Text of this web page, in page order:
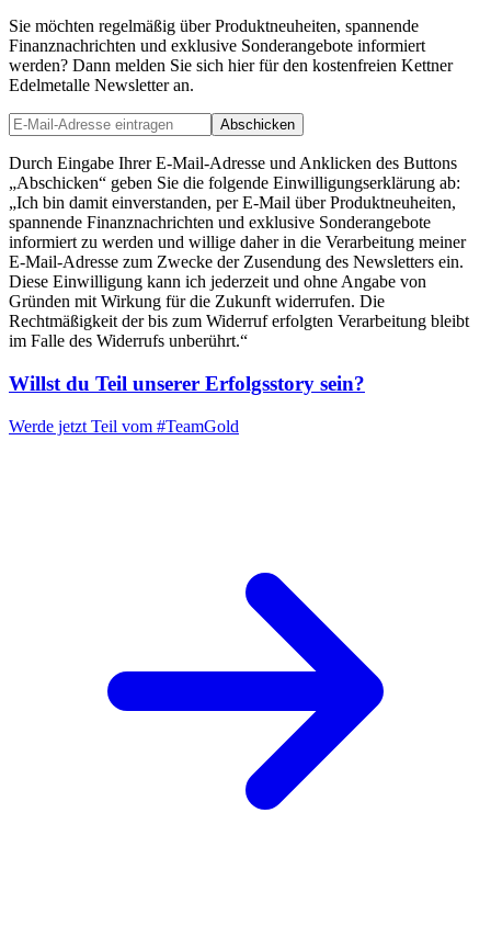
Sie möchten regelmäßig über Produktneuheiten, spannende
Finanznachrichten und exklusive Sonderangebote informiert
werden? Dann melden Sie sich hier für den kostenfreien Kettner
Edelmetalle Newsletter an.
Abschicken
Durch Eingabe Ihrer E-Mail-Adresse und Anklicken des Buttons
„Abschicken“ geben Sie die folgende Einwilligungserklärung ab:
„Ich bin damit einverstanden, per E-Mail über Produktneuheiten,
spannende Finanznachrichten und exklusive Sonderangebote
informiert zu werden und willige daher in die Verarbeitung meiner
E-Mail-Adresse zum Zwecke der Zusendung des Newsletters ein.
Diese Einwilligung kann ich jederzeit und ohne Angabe von
Gründen mit Wirkung für die Zukunft widerrufen. Die
Rechtmäßigkeit der bis zum Widerruf erfolgten Verarbeitung bleibt
im Falle des Widerrufs unberührt.“
Willst du Teil unserer Erfolgsstory sein?
Werde jetzt Teil vom #TeamGold